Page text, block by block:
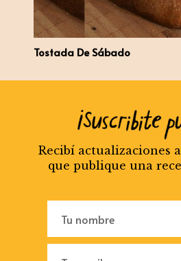
Tostada De Sábado
Recibí actualizaciones
que publique una